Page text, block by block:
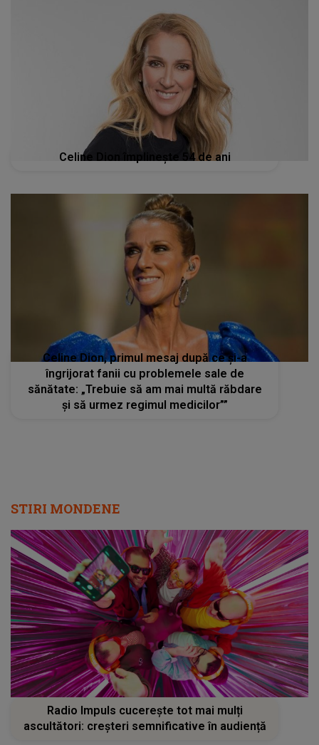
Celine Dion împlinește 54 de ani
Celine Dion, primul mesaj după ce și-a
îngrijorat fanii cu problemele sale de
sănătate: „Trebuie să am mai multă răbdare
și să urmez regimul medicilor””
STIRI MONDENE
Radio Impuls cucerește tot mai mulți
ascultători: creșteri semnificative în audiență